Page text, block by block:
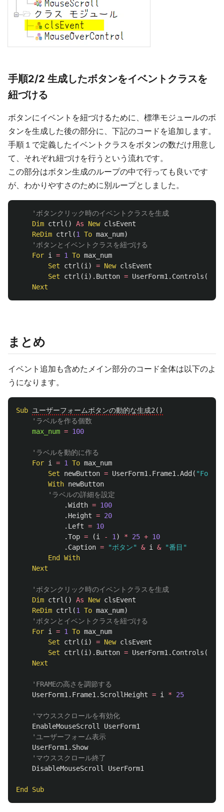
手順2/2 生成したボタンをイベントクラスを
紐づける
ボタンにイベントを紐づけるために、標準モジュールのボ
タンを生成した後の部分に、下記のコードを追加します。
手順１で定義したイベントクラスをボタンの数だけ用意し
て、それぞれ紐づけを行うという流れです。
この部分はボタン生成のループの中で行っても良いです
が、わかりやすさのために別ループとしました。
'ボタンクリック時のイベントクラスを生成
Dim ctrl () As New clsEvent
ReDim ctrl (1 To max_num)
'ボタンとイベントクラスを紐づける
For i = 1 To max_num
Set
ctrl (i ) = New clsEvent
Set
ctrl (i ). Button = UserForm1 . Controls (
Next
まとめ
イベント追加も含めたメイン部分のコード全体は以下のよ
うになります。
Sub ユーザーフォームボタンの動的な生成2()
'ラベルを作る個数
max_num = 100
'ラベルを動的に作る
For i = 1 To max_num
Set
newButton = UserForm1 . Frame1 .Add (
With newButton
'ラベルの詳細を設定
.Width = 100
. Height = 20
. Left = 10
.Top = (i - 1 ) * 25 + 10
. Caption = "ボタン" & i &
"番目"
End
With
Next
'ボタンクリック時のイベントクラスを生成
Dim ctrl () As New clsEvent
ReDim ctrl (1 To max_num)
'ボタンとイベントクラスを紐づける
For i = 1 To max_num
Set
ctrl (i ) = New clsEvent
Set
ctrl (i ). Button = UserForm1 . Controls (
Next
'FRAMEの高さを調節する
UserForm1 . Frame1 . ScrollHeight = i * 25
'マウススクロールを有効化
EnableMouseScroll
UserForm1
'ユーザーフォーム表示
UserForm1 . Show
'マウススクロール終了
DisableMouseScroll
UserForm1
End Sub